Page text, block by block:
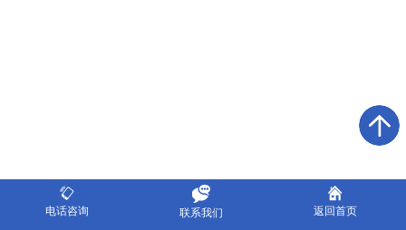
电话咨询 联系我们 返回首页